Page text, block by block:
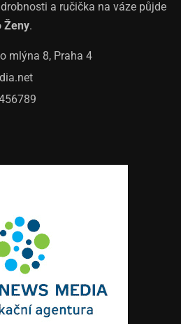
a ručička na váze půjde
Ženy.
mlýna 8, Praha 4